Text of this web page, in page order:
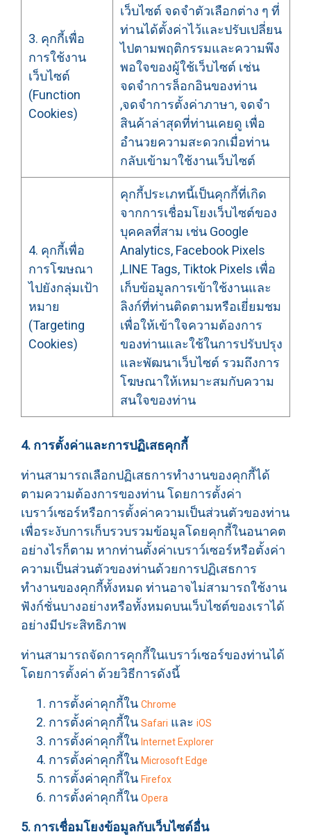
3. คุกกี้เพื่อ
การใช้งาน
เว็บไซต์
(Function
Cookies)
เว็บไซต์ จดจำตัวเลือกต่าง ๆ ที่
ท่านได้ตั้งค่าไว้และปรับเปลี่ยน
ไปตามพฤติกรรมและความพึง
พอใจของผู้ใช้เว็บไซต์ เช่น
จดจำการล็อกอินของท่าน
,จดจำการตั้งค่าภาษา, จดจำ
สินค้าล่าสุดที่ท่านเคยดู เพื่อ
อำนวยความสะดวกเมื่อท่าน
กลับเข้ามาใช้งานเว็บไซต์
4. คุกกี้เพื่อ
การโฆษณา
ไปยังกลุ่มเป้า
หมาย
(Targeting
Cookies)
คุกกี้ประเภทนี้เป็นคุกกี้ที่เกิด
จากการเชื่อมโยงเว็บไซต์ของ
บุคคลที่สาม เช่น Google
Analytics, Facebook Pixels
,LINE Tags, Tiktok Pixels เพื่อ
เก็บข้อมูลการเข้าใช้งานและ
ลิงก์ที่ท่านติดตามหรือเยี่ยมชม
เพื่อให้เข้าใจความต้องการ
ของท่านและใช้ในการปรับปรุง
และพัฒนาเว็บไซต์ รวมถึงการ
โฆษณาให้เหมาะสมกับความ
สนใจของท่าน
4. การตั้งค่าและการปฏิเสธคุกกี้
ท่านสามารถเลือกปฏิเสธการทำงานของคุกกี้ได้
ตามความต้องการของท่าน โดยการตั้งค่า
เบราว์เซอร์หรือการตั้งค่าความเป็นส่วนตัวของท่าน
เพื่อระงับการเก็บรวบรวมข้อมูลโดยคุกกี้ในอนาคต
อย่างไรก็ตาม หากท่านตั้งค่าเบราว์เซอร์หรือตั้งค่า
ความเป็นส่วนตัวของท่านด้วยการปฏิเสธการ
ทำงานของคุกกี้ทั้งหมด ท่านอาจไม่สามารถใช้งาน
ฟังก์ชั่นบางอย่างหรือทั้งหมดบนเว็บไซต์ของเราได้
อย่างมีประสิทธิภาพ
ท่านสามารถจัดการคุกกี้ในเบราว์เซอร์ของท่านได้
โดยการตั้งค่า ด้วยวิธีการดังนี้
การตั้งค่าคุกกี้ใน Chrome
การตั้งค่าคุกกี้ใน Safari และ iOS
การตั้งค่าคุกกี้ใน Internet Explorer
การตั้งค่าคุกกี้ใน Microsoft Edge
การตั้งค่าคุกกี้ใน Firefox
การตั้งค่าคุกกี้ใน Opera
5. การเชื่อมโยงข้อมูลกับเว็บไซต์อื่น